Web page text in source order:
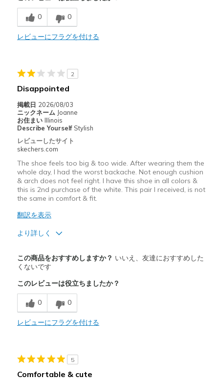
Durable
Stylish
Casual Wear
Travel
Width
Sizing
0 0
レビューにフラグを付ける
2
Disappointed
掲載日 2026/08/03
ニックネーム Joanne
お住まい Illinois
Describe Yourself Stylish
レビューしたサイト
skechers.com
The shoe feels too big & too wide. After wearing them the
whole day, I had the worst backache. Not enough cushion
& arch does not feel right. I have this shoe in all colors &
this is 2nd purchase of the white. This pair I received, is not
the same in comfort & fit.
翻訳を表示
より詳しく
Poor Cushioning
以下に最適
Casual Wear
Width
Feels too wide
この商品をおすすめしますか？ いいえ、友達におすすめした
くないです
このレビューは役立ちましたか？
0 0
レビューにフラグを付ける
5
Comfortable & cute